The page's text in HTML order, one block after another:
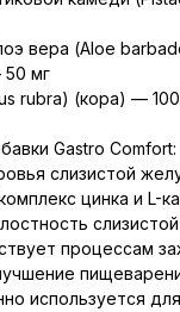
вера (Aloe
50 мг
rubra) (кора) —
Gastro Comfort:
слизистой
цинка и L-
процессам
используется